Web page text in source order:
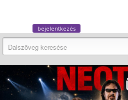
bejelentkezés